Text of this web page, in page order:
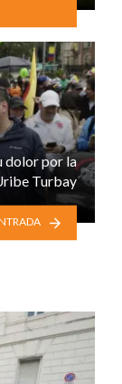
dolor por la
Turbay